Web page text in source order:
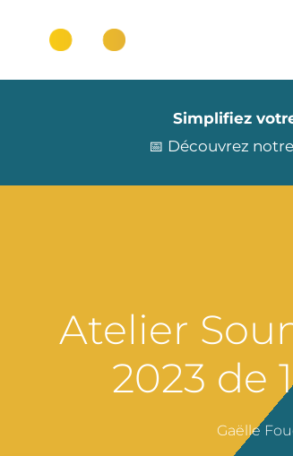
contenu
Simplifiez
📅 Découvrez
Atelier
2023 de
Gaëlle